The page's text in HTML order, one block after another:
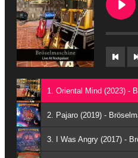
1. Oriental Mind (2023) -
2. Pajaro (2019) -
3. I Was Angry (2017) -